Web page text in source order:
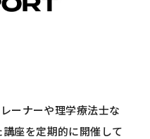
ーナーや理学療法士な
座を定期的に開催して